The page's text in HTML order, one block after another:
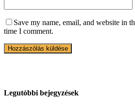
Save my name, email, and website in
time I comment.
Legutóbbi bejegyzések